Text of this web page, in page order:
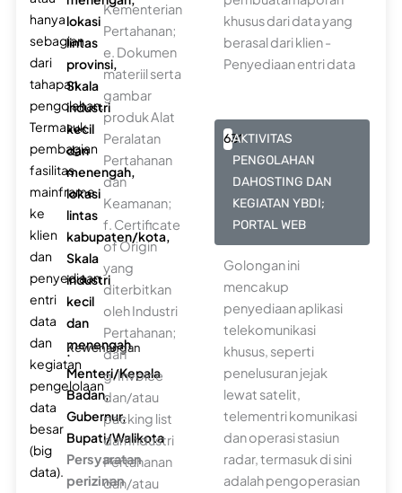
hanya
sebagian
dari
tahapan
pengolahan.
Termasuk
pembagian
fasilitas
mainframe
ke
klien
dan
penyediaan
entri
data
dan
kegiatan
pengelolaan
data
besar
(big
data).
lokasi
lintas
provinsi,
Skala
industri
kecil
dan
menengah,
lokasi
lintas
kabupaten/kota,
Skala
industri
kecil
dan
menengah
Kewenangan
:
Menteri/Kepala
Badan,
Gubernur,
Bupati/Walikota
Persyaratan
perizinan
Kementerian
Pertahanan;
e. Dokumen
materiil serta
gambar
produk Alat
Peralatan
Pertahanan
dan
Keamanan;
f. Certificate
of Origin
yang
diterbitkan
oleh Industri
Pertahanan;
dan
g. Invoice
dan/atau
packing list
dari Industri
Pertahanan
dan/atau
khusus dari data yang
berasal dari klien -
Penyediaan entri data
631AKTIVITAS
PENGOLAHAN
DAHOSTING DAN
KEGIATAN YBDI;
PORTAL WEB
Golongan ini
mencakup
penyediaan aplikasi
telekomunikasi
khusus, seperti
penelusuran jejak
lewat satelit,
telementri komunikasi
dan operasi stasiun
radar, termasuk di sini
adalah pengoperasian